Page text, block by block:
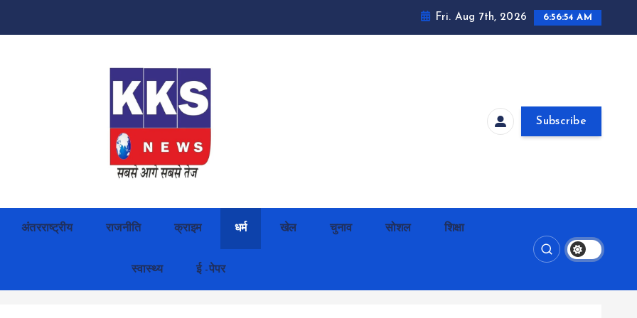
Fri. Aug 7th, 2026 6:56:55 AM
Subscribe
अंतरराष्ट्रीय राजनीति क्राइम धर्म खेल चुनाव सोशल शिक्षा
स्वास्थ्य ई -पेपर